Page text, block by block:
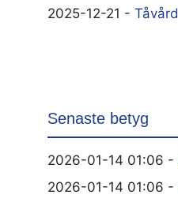
2025-12-21 - Tåvård
Senaste betyg
2026-01-14 01:06 -
2026-01-14 01:06 -